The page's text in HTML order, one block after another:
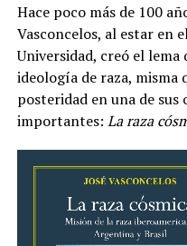
Hace poco más de 100
Vasconcelos, al estar en
Universidad, creó el
ideología de raza, misma
posteridad en una de sus
importantes: La raza